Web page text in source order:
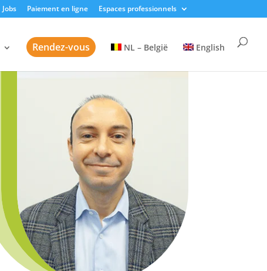
Jobs Paiement en ligne Espaces professionnels
Rendez-vous NL – België English